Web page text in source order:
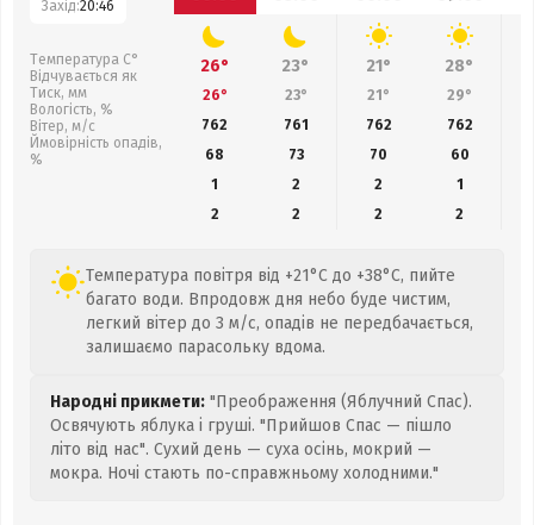
Захід:20:46
Температура С°
Відчувається як
Тиск, мм
Вологість, %
Вітер, м/с
Ймовірність опадів,
%
26° 23° 21° 28°
26° 23° 21° 29°
762
761 762 762
68
73 70 60
1
2 2
1
2
2 2 2
Температура повітря від +21°C до +38°C, пийте
багато води. Впродовж дня небо буде чистим,
легкий вітер до 3 м/с, опадів не передбачається,
залишаємо парасольку вдома.
Народні прикмети: "Преображення (Яблучний Спас).
Освячують яблука і груші. "Прийшов Спас — пішло
літо від нас". Сухий день — суха осінь, мокрий —
мокра. Ночі стають по-справжньому холодними."